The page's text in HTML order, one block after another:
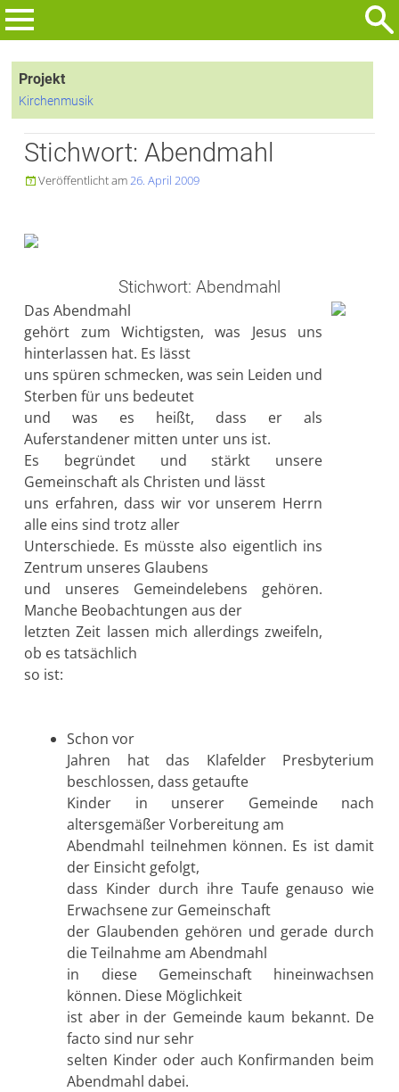
Zum
Inhalt
nach:Projekt
Kirchenmusik
Stichwort: Abendmahl
Veröffentlicht am26. April 2009
Stichwort: Abendmahl
Das Abendmahl
gehört zum Wichtigsten, was Jesus uns
hinterlassen hat. Es lässt
uns spüren schmecken, was sein Leiden und
Sterben für uns bedeutet
und was es heißt, dass er als
Auferstandener mitten unter uns ist.
Es begründet und stärkt unsere
Gemeinschaft als Christen und lässt
uns erfahren, dass wir vor unserem Herrn
alle eins sind trotz aller
Unterschiede. Es müsste also eigentlich ins
Zentrum unseres Glaubens
und unseres Gemeindelebens gehören.
Manche Beobachtungen aus der
letzten Zeit lassen mich allerdings zweifeln,
ob es tatsächlich
so ist:
Schon vor
Jahren hat das Klafelder Presbyterium
beschlossen, dass getaufte
Kinder in unserer Gemeinde nach
altersgemäßer Vorbereitung am
Abendmahl teilnehmen können. Es ist damit
der Einsicht gefolgt,
dass Kinder durch ihre Taufe genauso wie
Erwachsene zur Gemeinschaft
der Glaubenden gehören und gerade durch
die Teilnahme am Abendmahl
in diese Gemeinschaft hineinwachsen
können. Diese Möglichkeit
ist aber in der Gemeinde kaum bekannt. De
facto sind nur sehr
selten Kinder oder auch Konfirmanden beim
Abendmahl dabei.